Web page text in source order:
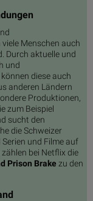
Menschen auch
Durch aktuelle und
und
diese auch
anderen Ländern
Produktionen,
zum Beispiel
sucht den
die Schweizer
und Filme auf
zählen bei Netflix die
Prison Brake zu den